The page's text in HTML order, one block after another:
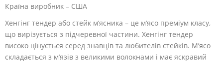
Країна виробник – США
Хенгінг тендер або стейк м’ясника – це м’ясо преміум класу,
що вирізується з підчеревної частини. Хенгінг тендер
високо цінується серед знавців та любителів стейків. М’ясо
складається з м’язів з великими волокнами і має яскравий